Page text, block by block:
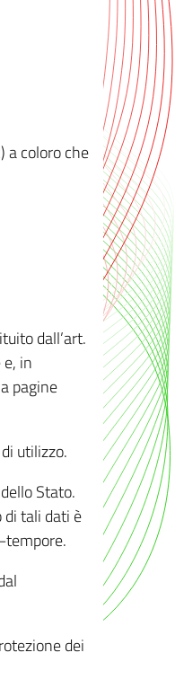
a coloro che
dall’art.
in
pagine
utilizzo.
Stato.
tali dati è
dei